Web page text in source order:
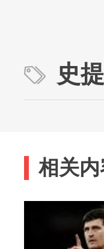
史
相关